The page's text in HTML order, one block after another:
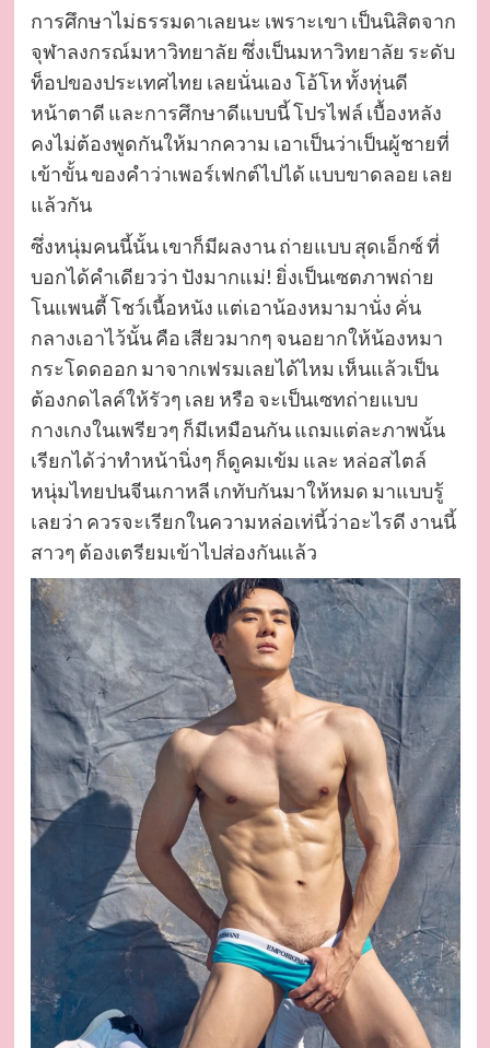
การศึกษาไม่ธรรมดาเลยนะ เพราะเขา เป็นนิสิตจาก
จุฬาลงกรณ์มหาวิทยาลัย ซึ่งเป็นมหาวิทยาลัย ระดับ
ท็อปของประเทศไทย เลยนั่นเอง โอ้โห ทั้งหุ่นดี
หน้าตาดี และการศึกษาดีแบบนี้ โปรไฟล์ เบื้องหลัง
คงไม่ต้องพูดกันให้มากความ เอาเป็นว่าเป็นผู้ชายที่
เข้าขั้น ของคำว่าเพอร์เฟกต์ไปได้ แบบขาดลอย เลย
แล้วกัน
ซึ่งหนุ่มคนนี้นั้น เขาก็มีผลงาน ถ่ายแบบ สุดเอ็กซ์ ที่
บอกได้คำเดียวว่า ปังมากแม่! ยิ่งเป็นเซตภาพถ่าย
โนแพนตี้ โชว์เนื้อหนัง แต่เอาน้องหมามานั่ง คั่น
กลางเอาไว้นั้น คือ เสียวมากๆ จนอยากให้น้องหมา
กระโดดออก มาจากเฟรมเลยได้ไหม เห็นแล้วเป็น
ต้องกดไลค์ให้รัวๆ เลย หรือ จะเป็นเซทถ่ายแบบ
กางเกงในเพรียวๆ ก็มีเหมือนกัน แถมแต่ละภาพนั้น
เรียกได้ว่าทำหน้านิ่งๆ ก็ดูคมเข้ม และ หล่อสไตล์
หนุ่มไทยปนจีนเกาหลี เกทับกันมาให้หมด มาแบบรู้
เลยว่า ควรจะเรียกในความหล่อเท่นี้ว่าอะไรดี งานนี้
สาวๆ ต้องเตรียมเข้าไปส่องกันแล้ว